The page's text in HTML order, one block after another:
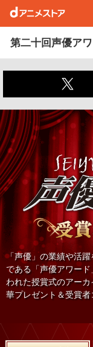
第二十回声優ア
「声優」の業績や活
である「声優アワー
われた授賞式のアー
華プレゼント＆受賞